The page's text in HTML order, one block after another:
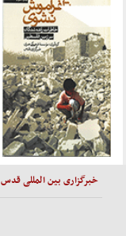
خبرگزاری بین المللی قدس